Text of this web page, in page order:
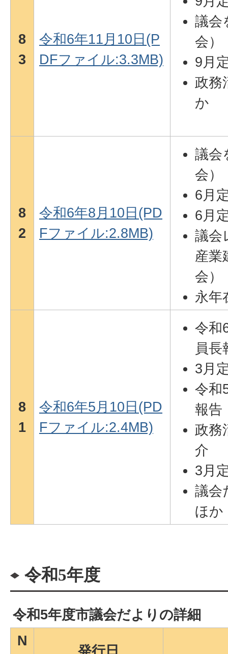
8
3
令和6年11月10日(P
DFファイル:3.3MB)
議会
会）
9月
政務
か
8
2
令和6年8月10日(PD
Fファイル:2.8MB)
議会
会）
6月
6月
議会
産業
会）
永年
8
1
令和6年5月10日(PD
Fファイル:2.4MB)
令和
員長
3月
令和
報告
政務
介
3月
議会
ほか
令和5年度
令和5年度市議会だよりの詳細
N
発行日